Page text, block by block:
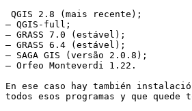
– QGIS-full;
– GRASS 7.0 (estável);
– GRASS 6.4 (estável);
– SAGA GIS (versão 2.0.8);
– Orfeo Monteverdi 1.22.
En ese caso hay también
todos esos programas y que quede